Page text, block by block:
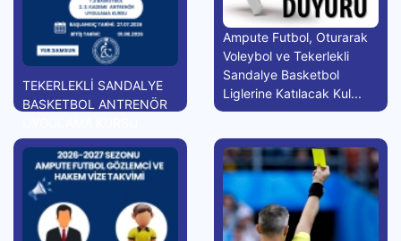
TEKERLEKLİ SANDALYE
BASKETBOL ANTRENÖR
Ampute Futbol, Oturarak
Voleybol ve Tekerlekli
Sandalye Basketbol
Liglerine Katılacak Kul...